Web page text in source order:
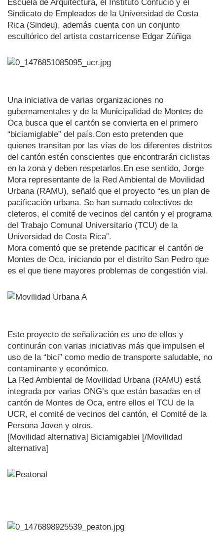
Escuela de Arquitectura, el Instituto Confucio y el
Sindicato de Empleados de la Universidad de Costa
Rica (Sindeu), además cuenta con un conjunto
escultórico del artista costarricense Edgar Zúñiga
Una iniciativa de varias organizaciones no
gubernamentales y de la Municipalidad de Montes de
Oca busca que el cantón se convierta en el primero
“biciamiglable” del país.Con esto pretenden que
quienes transitan por las vías de los diferentes distritos
del cantón estén conscientes que encontrarán ciclistas
en la zona y deben respetarlos.En ese sentido, Jorge
Mora representante de la Red Ambiental de Movilidad
Urbana (RAMU), señaló que el proyecto “es un plan de
pacificación urbana. Se han sumado colectivos de
cleteros, el comité de vecinos del cantón y el programa
del Trabajo Comunal Universitario (TCU) de la
Universidad de Costa Rica”.
Mora comentó que se pretende pacificar el cantón de
Montes de Oca, iniciando por el distrito San Pedro que
es el que tiene mayores problemas de congestión vial.
Este proyecto de señalización es uno de ellos y
continurán con varias iniciativas más que impulsen el
uso de la “bici” como medio de transporte saludable, no
contaminante y económico.
La Red Ambiental de Movilidad Urbana (RAMU) está
integrada por varias ONG’s que están basadas en el
cantón de Montes de Oca, entre ellos el TCU de la
UCR, el comité de vecinos del cantón, el Comité de la
Persona Joven y otros.
[Movilidad alternativa] Biciamigablei [/Movilidad
alternativa]